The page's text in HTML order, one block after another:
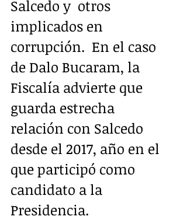
Salcedo y  otros
implicados en
corrupción.  En el caso
de Dalo Bucaram, la
Fiscalía advierte que
guarda estrecha
relación con Salcedo
desde el 2017, año en el
que participó como
candidato a la
Presidencia. ​